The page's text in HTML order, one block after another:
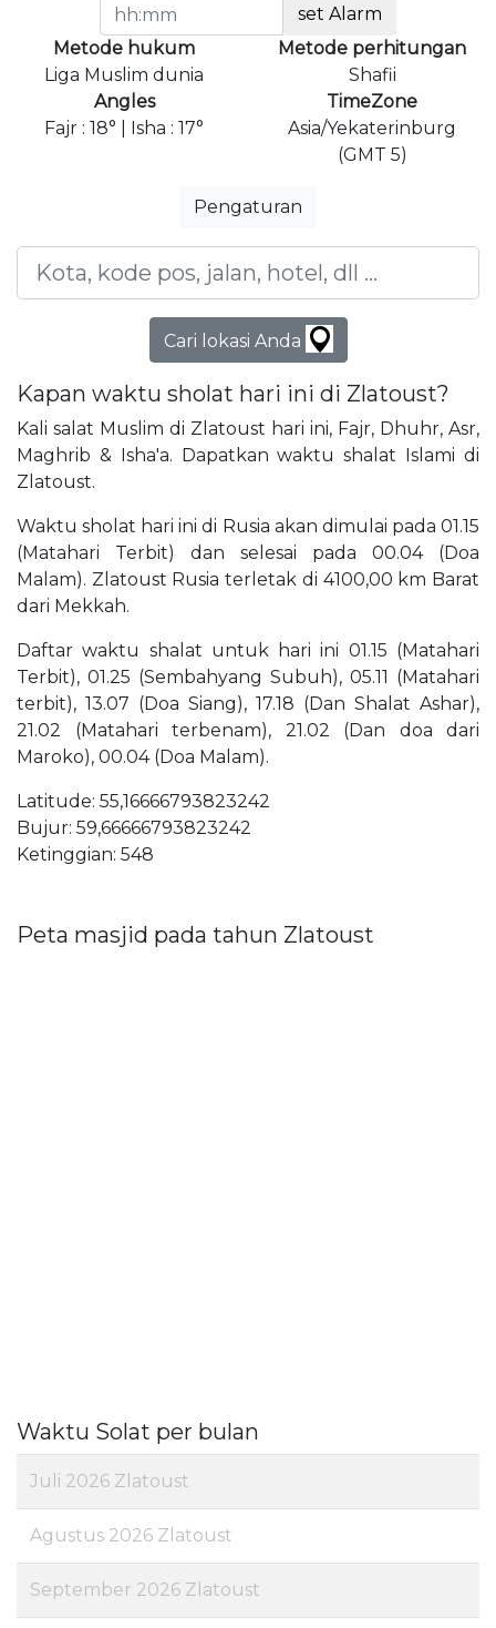
set Alarm
Metode hukum
Liga Muslim dunia
Metode perhitungan
Shafii
Angles
Fajr : 18° | Isha : 17°
TimeZone
Asia/Yekaterinburg
(GMT 5)
Pengaturan
Cari lokasi Anda
Kapan waktu sholat hari ini di Zlatoust?
Kali salat Muslim di Zlatoust hari ini, Fajr, Dhuhr, Asr,
Maghrib & Isha'a. Dapatkan waktu shalat Islami di
Zlatoust.
Waktu sholat hari ini di Rusia akan dimulai pada 01.15
(Matahari Terbit) dan selesai pada 00.04 (Doa
Malam). Zlatoust Rusia terletak di 4100,00 km Barat
dari Mekkah.
Daftar waktu shalat untuk hari ini 01.15 (Matahari
Terbit), 01.25 (Sembahyang Subuh), 05.11 (Matahari
terbit), 13.07 (Doa Siang), 17.18 (Dan Shalat Ashar),
21.02 (Matahari terbenam), 21.02 (Dan doa dari
Maroko), 00.04 (Doa Malam).
Latitude: 55,16666793823242
Bujur: 59,66666793823242
Ketinggian: 548
Peta masjid pada tahun Zlatoust
Waktu Solat per bulan
Juli 2026 Zlatoust
Agustus 2026 Zlatoust
September 2026 Zlatoust